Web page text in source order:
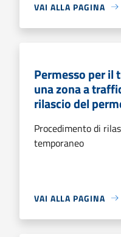
VAI ALLA PAGINA
Permesso per il
una zona a
rilascio del
Procedimento di
temporaneo
VAI ALLA PAGINA